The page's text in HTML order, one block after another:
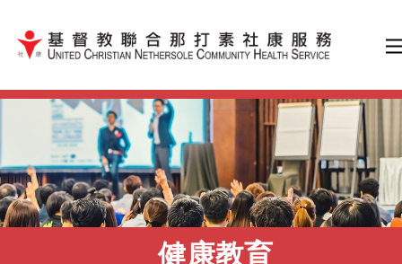
跳到内容（按输入键）
健康教育